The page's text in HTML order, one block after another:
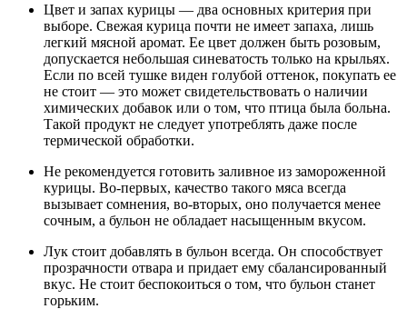
Цвет и запах курицы — два основных критерия при
выборе. Свежая курица почти не имеет запаха, лишь
легкий мясной аромат. Ее цвет должен быть розовым,
допускается небольшая синеватость только на крыльях.
Если по всей тушке виден голубой оттенок, покупать ее
не стоит — это может свидетельствовать о наличии
химических добавок или о том, что птица была больна.
Такой продукт не следует употреблять даже после
термической обработки.
Не рекомендуется готовить заливное из замороженной
курицы. Во-первых, качество такого мяса всегда
вызывает сомнения, во-вторых, оно получается менее
сочным, а бульон не обладает насыщенным вкусом.
Лук стоит добавлять в бульон всегда. Он способствует
прозрачности отвара и придает ему сбалансированный
вкус. Не стоит беспокоиться о том, что бульон станет
горьким.